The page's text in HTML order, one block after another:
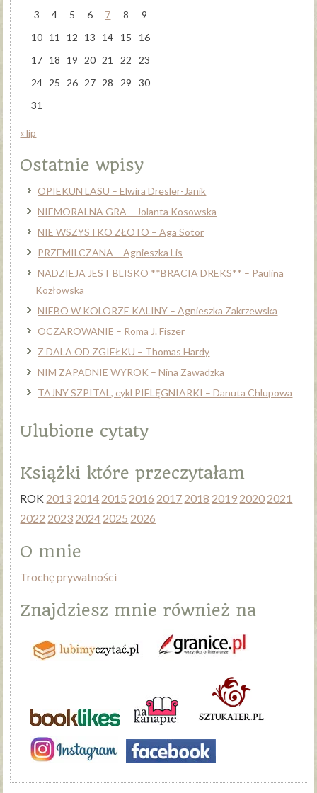
3
4 5 6 7 8
9
10 11 12 13 14 15
16
17 18 19 20 21 22
23
24 25 26 27 28 29
30
31
« lip
Ostatnie wpisy
OPIEKUN LASU – Elwira Dresler-Janik
NIEMORALNA GRA – Jolanta Kosowska
NIE WSZYSTKO ZŁOTO – Aga Sotor
PRZEMILCZANA – Agnieszka Lis
NADZIEJA JEST BLISKO **BRACIA DREKS** – Paulina
Kozłowska
NIEBO W KOLORZE KALINY – Agnieszka Zakrzewska
OCZAROWANIE – Roma J. Fiszer
Z DALA OD ZGIEŁKU – Thomas Hardy
NIM ZAPADNIE WYROK – Nina Zawadzka
TAJNY SZPITAL, cykl PIELĘGNIARKI – Danuta Chlupowa
Ulubione cytaty
Książki które przeczytałam
ROK 2013 2014 2015 2016 2017 2018 2019 2020 2021
2022 2023 2024 2025 2026
O mnie
Trochę prywatności
Znajdziesz mnie również na